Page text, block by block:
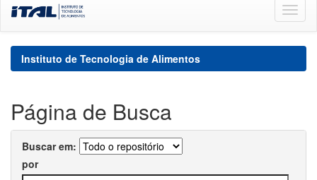
navigation
Instituto de Tecnologia de Alimentos
Página de Busca
Buscar em:
por